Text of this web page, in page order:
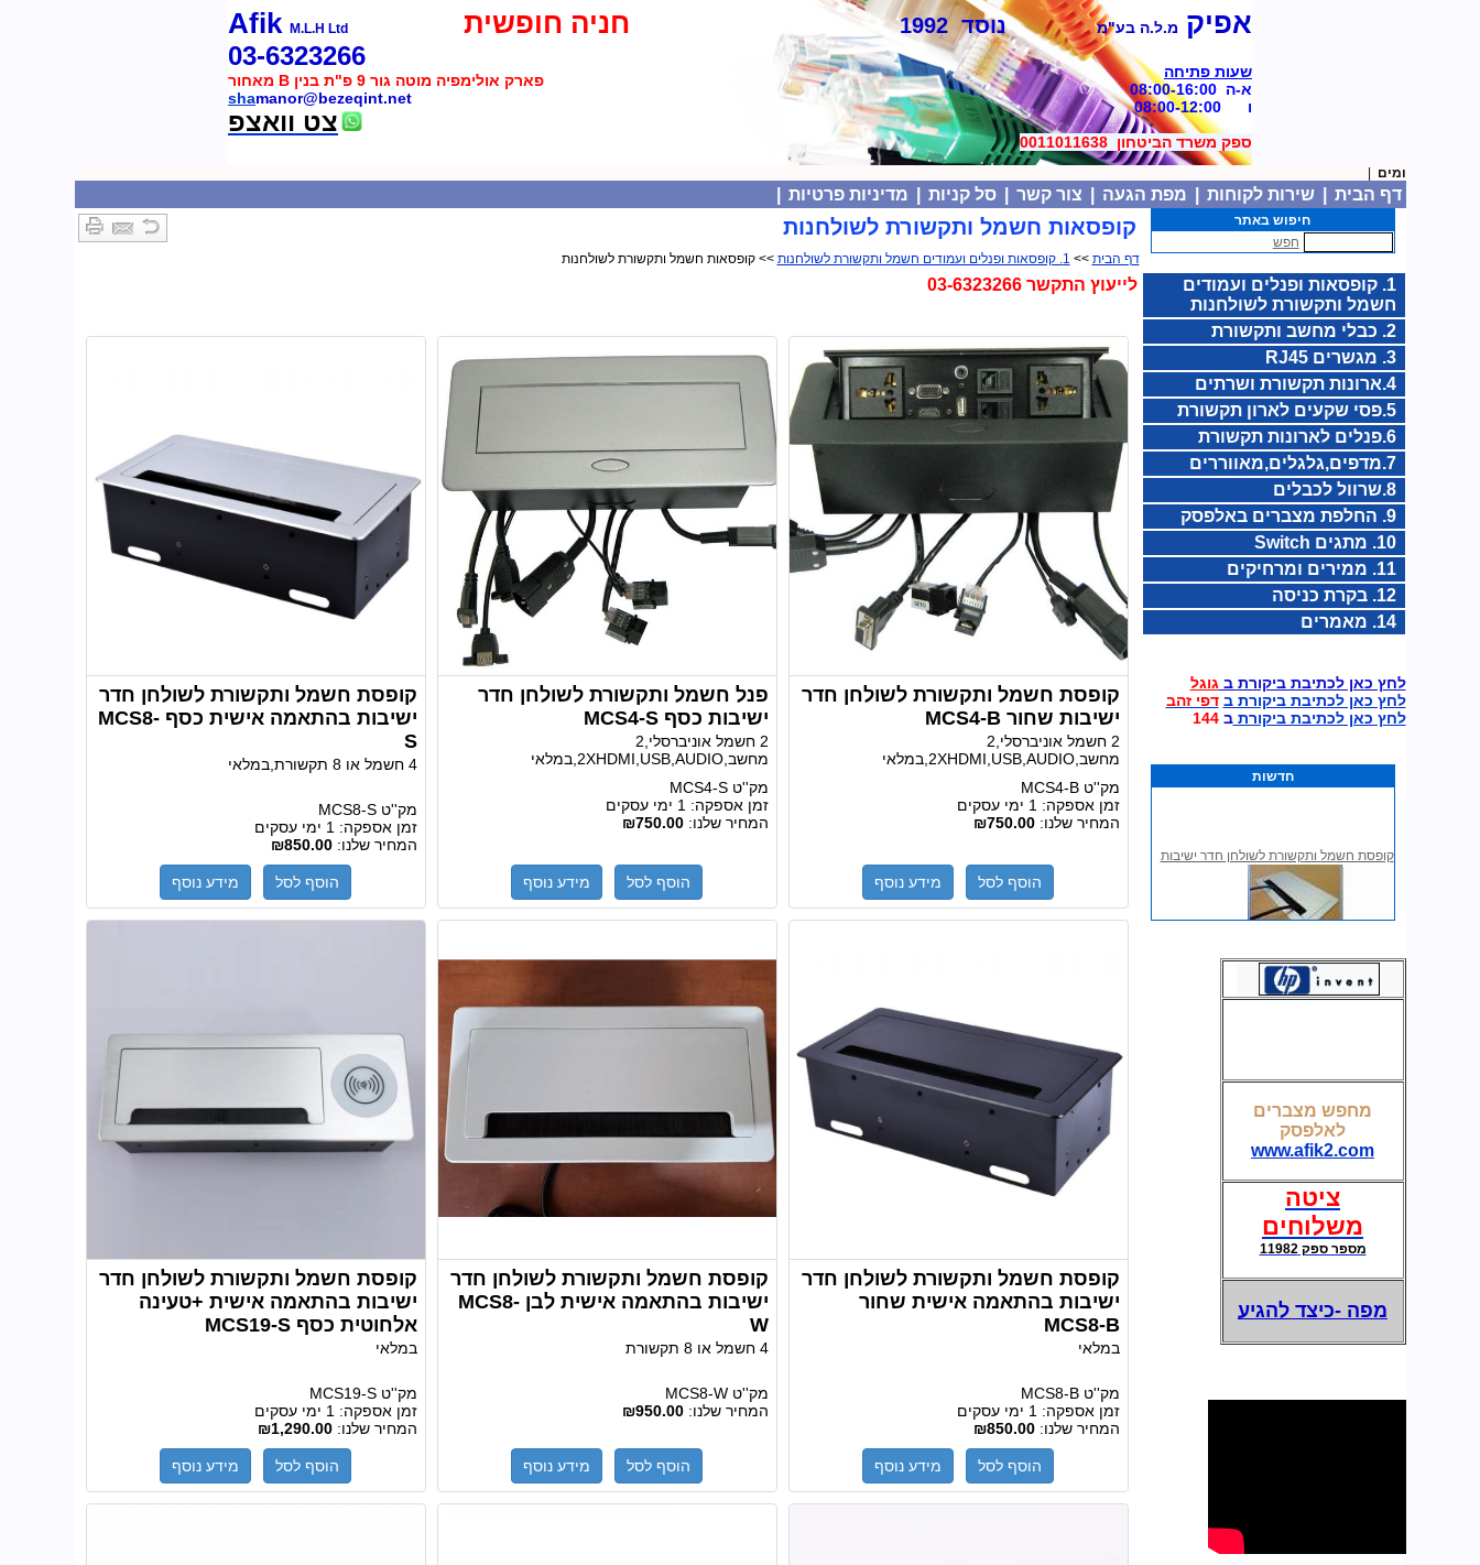
אפיק מ.ל.ה בע"מ נוסד 1992 חניה חופשית M.L.H Ltd
03-6323266
פארק אולימפיה מוטה גור 9 פ"ת בנין B מאחור
shamanor@bezeqint.net
צט וואצפ
שעות פתיחה
א-ה 08:00-16:00
ו 08:00-12:00
ספק משרד הביטחון 0011011638
|
דף הבית שירות לקוחות מפת הגעה צור קשר סל קניות מדיניות פרטיות
חיפוש באתר
חפש
1. קופסאות ופנלים ועמודים
חשמל ותקשורת לשולחנות
2. כבלי מחשב ותקשורת
3. מגשרים RJ45
4.ארונות תקשורת ושרתים
5.פסי שקעים לארון תקשורת
6.פנלים לארונות תקשורת
7.מדפים,גלגלים,מאווררים
8.שרוול לכבלים
9. החלפת מצברים באלפסק
10. מתגים Switch
11. ממירים ומרחיקים
12. בקרת כניסה
14. מאמרים
לחץ כאן לכתיבת ביקורת ב גוגל
לחץ כאן לכתיבת ביקורת ב דפי זהב
לחץ כאן לכתיבת ביקורתב144
חדשות
קופסת חשמל ותקשורת לשולחן חדר ישיבות
מצברים לאל פסק-UPS
מחפש מצברים
לאלפסק
www.afik2.com
ציטה
משלוחים
מספר ספק 11982
מפה -כיצד להגיע
קופסאות חשמל ותקשורת לשולחנות
דף הבית >> 1. קופסאות ופנלים ועמודים חשמל ותקשורת לשולחנות >> קופסאות חשמל ותקשורת לשולחנות
לייעוץ התקשר 03-6323266
קופסת חשמל ותקשורת לשולחן חדר
ישיבות שחור MCS4-B
2 חשמל אוניברסלי,2
מחשב,2XHDMI,USB,AUDIO,במלאי
מק''טMCS4-B
זמן אספקה: 1 ימי עסקים
המחיר שלנו:₪750.00
הוסף לסל מידע נוסף
פנל חשמל ותקשורת לשולחן חדר
ישיבות כסף MCS4-S
2 חשמל אוניברסלי,2
מחשב,2XHDMI,USB,AUDIO,במלאי
מק''טMCS4-S
זמן אספקה: 1 ימי עסקים
המחיר שלנו:₪750.00
הוסף לסל מידע נוסף
קופסת חשמל ותקשורת לשולחן חדר
ישיבות בהתאמה אישית כסף MCS8-
S
4 חשמל או 8 תקשורת,במלאי
מק''טMCS8-S
זמן אספקה:1 ימי עסקים
המחיר שלנו:₪850.00
הוסף לסל מידע נוסף
קופסת חשמל ותקשורת לשולחן חדר
ישיבות בהתאמה אישית שחור
MCS8-B
במלאי
מק''טMCS8-B
זמן אספקה:1 ימי עסקים
המחיר שלנו:₪850.00
הוסף לסל מידע נוסף
קופסת חשמל ותקשורת לשולחן חדר
ישיבות בהתאמה אישית לבן MCS8-
W
4 חשמל או 8 תקשורת
מק''טMCS8-W
המחיר שלנו:₪950.00
הוסף לסל מידע נוסף
קופסת חשמל ותקשורת לשולחן חדר
ישיבות בהתאמה אישית +טעינה
אלחוטית כסף MCS19-S
במלאי
מק''טMCS19-S
זמן אספקה:1 ימי עסקים
המחיר שלנו:₪1,290.00
הוסף לסל מידע נוסף